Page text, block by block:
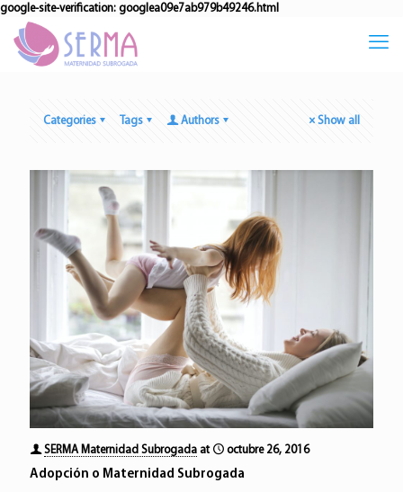
google-site-verification: googlea09e7ab979b49246.html
Categories Tags Authors Show all
SERMA Maternidad Subrogada at octubre 26, 2016
Adopción o Maternidad Subrogada